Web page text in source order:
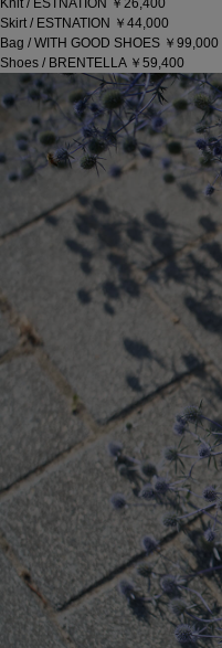
Knit / ESTNATION ￥26,400
Skirt / ESTNATION ￥44,000
Bag / WITH GOOD SHOES ￥99,000
Shoes / BRENTELLA ￥59,400